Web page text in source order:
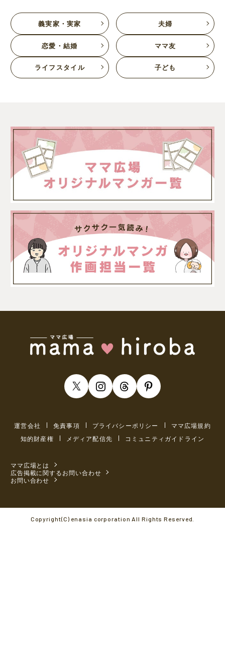
義実家・実家 夫婦
恋愛・結婚 ママ友
ライフスタイル 子ども
運営会社 免責事項 プライバシーポリシー
ママ広場規約
知的財産権
メディア配信先 コミュニティガイドライン
ママ広場とは
広告掲載に関するお問い合わせ
お問い合わせ
Copyright(C) enasia corporation All Rights Reserved.